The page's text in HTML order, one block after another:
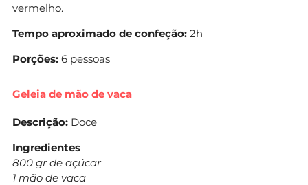
vermelho.
Tempo aproximado de confeção: 2h
Porções: 6 pessoas
Geleia de mão de vaca
Descrição: Doce
Ingredientes
800 gr de açúcar
1 mão de vaca